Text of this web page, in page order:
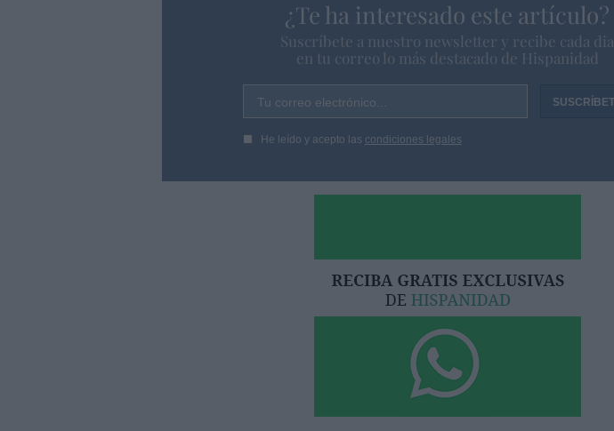
¿Te ha interesado este artículo?
Suscríbete a nuestro newsletter y recibe cada dia
en tu correo lo más destacado de Hispanidad
Tu correo electrónico...
He leído y acepto las condiciones legales